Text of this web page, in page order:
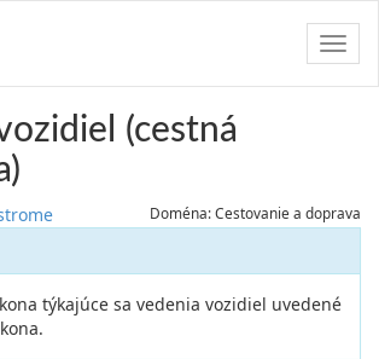
(cestná
Doména: Cestovanie a doprava
týkajúce sa vedenia vozidiel uvedené